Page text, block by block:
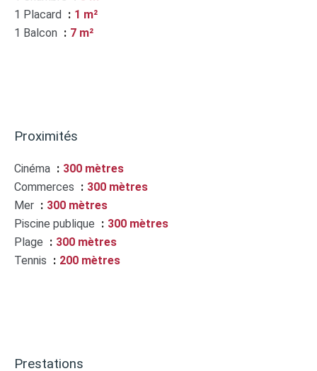
1 Placard
1 m²
1 Balcon
7 m²
Proximités
Cinéma
300 mètres
Commerces
300 mètres
Mer
300 mètres
Piscine publique
300 mètres
Plage
300 mètres
Tennis
200 mètres
Prestations